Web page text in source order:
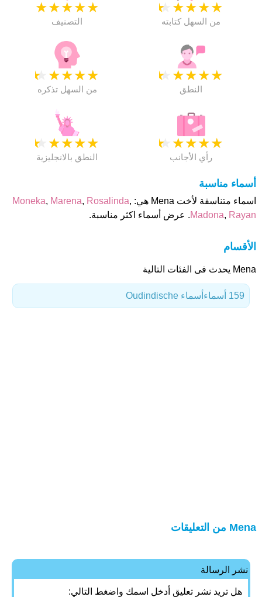
★
★
★
★
★
التصنيف
★
★
★
★
★
من السهل كتابته
★
★
★
★
★
من السهل تذكره
★
★
★
★
★
النطق
★
★
★
★
★
النطق بالانجليزية
★
★
★
★
★
رأي الأجانب
أسماء مناسبة
اسماء متناسقة لأخت Mena هي: Moneka, Marena, Rosalinda,
Madona, Rayan . عرض أسماء اكثر مناسبة.
الأقسام
Mena يحدث فى الفئات التالية
أسماء Oudindische 159 أسماء
Mena من التعليقات
نشر الرسالة
هل تريد نشر تعليق أدخل اسمك واضغط التالي: